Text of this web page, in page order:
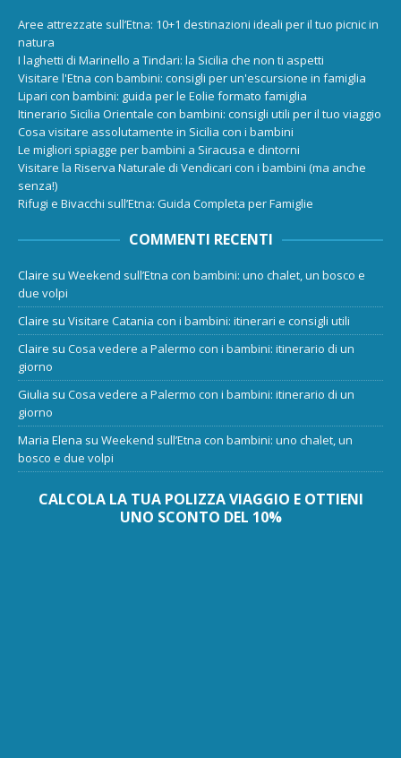
Aree attrezzate sull’Etna: 10+1 destinazioni ideali per il tuo picnic in
natura
I laghetti di Marinello a Tindari: la Sicilia che non ti aspetti
Visitare l'Etna con bambini: consigli per un'escursione in famiglia
Lipari con bambini: guida per le Eolie formato famiglia
Itinerario Sicilia Orientale con bambini: consigli utili per il tuo viaggio
Cosa visitare assolutamente in Sicilia con i bambini
Le migliori spiagge per bambini a Siracusa e dintorni
Visitare la Riserva Naturale di Vendicari con i bambini (ma anche
senza!)
Rifugi e Bivacchi sull’Etna: Guida Completa per Famiglie
COMMENTI RECENTI
Claire su Weekend sull’Etna con bambini: uno chalet, un bosco e
due volpi
Claire su Visitare Catania con i bambini: itinerari e consigli utili
Claire su Cosa vedere a Palermo con i bambini: itinerario di un
giorno
Giulia su Cosa vedere a Palermo con i bambini: itinerario di un
giorno
Maria Elena su Weekend sull’Etna con bambini: uno chalet, un
bosco e due volpi
CALCOLA LA TUA POLIZZA VIAGGIO E OTTIENI
UNO SCONTO DEL 10%